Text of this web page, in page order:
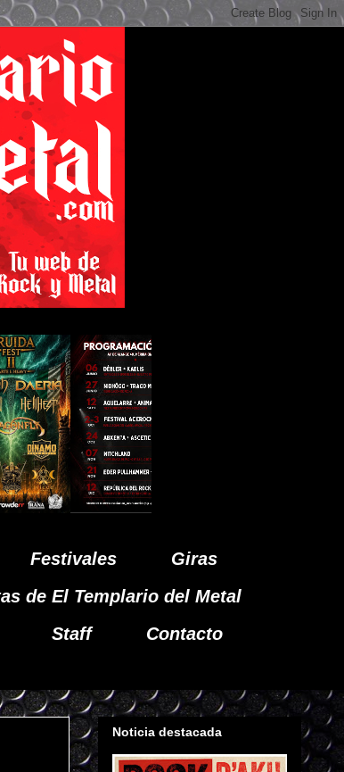
Festivales
Giras
de El Templario del Metal
Staff
Contacto
Noticia destacada